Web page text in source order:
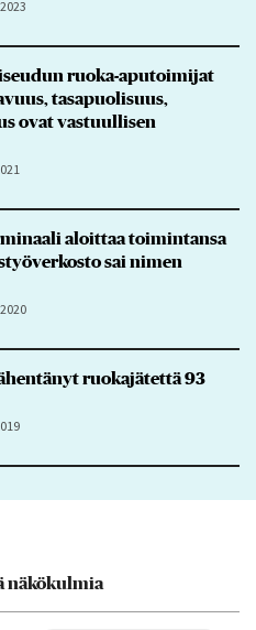
ruoka-aputoimijat
tasapuolisuus,
ovat vastuullisen
aloittaa toimintansa
sai nimen
ruokajätettä 93
näkökulmia